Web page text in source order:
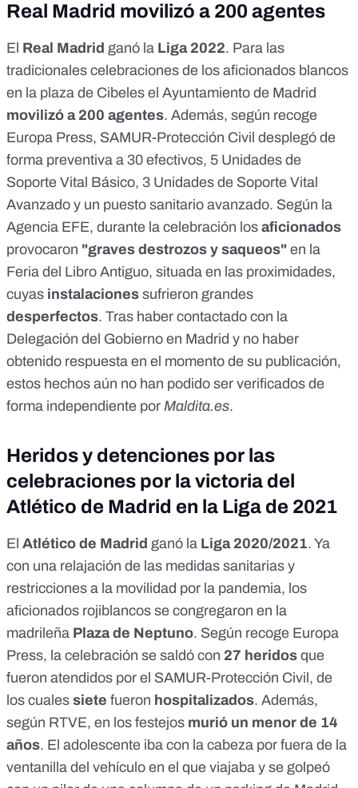
Real Madrid movilizó a 200 agentes
El Real Madrid ganó la Liga 2022. Para las
tradicionales celebraciones de los aficionados blancos
en la plaza de Cibeles el Ayuntamiento de Madrid
movilizó a 200 agentes. Además, según recoge
Europa Press, SAMUR-Protección Civil desplegó de
forma preventiva a 30 efectivos, 5 Unidades de
Soporte Vital Básico, 3 Unidades de Soporte Vital
Avanzado y un puesto sanitario avanzado. Según la
Agencia EFE, durante la celebración los aficionados
provocaron "graves destrozos y saqueos" en la
Feria del Libro Antiguo, situada en las proximidades,
cuyas instalaciones sufrieron grandes
desperfectos. Tras haber contactado con la
Delegación del Gobierno en Madrid y no haber
obtenido respuesta en el momento de su publicación,
estos hechos aún no han podido ser verificados de
forma independiente por Maldita.es.
Heridos y detenciones por las
celebraciones por la victoria del
Atlético de Madrid en la Liga de 2021
El Atlético de Madrid ganó la Liga 2020/2021. Ya
con una relajación de las medidas sanitarias y
restricciones a la movilidad por la pandemia, los
aficionados rojiblancos se congregaron en la
madrileña Plaza de Neptuno. Según recoge Europa
Press, la celebración se saldó con 27 heridos que
fueron atendidos por el SAMUR-Protección Civil, de
los cuales siete fueron hospitalizados. Además,
según RTVE, en los festejos murió un menor de 14
años. El adolescente iba con la cabeza por fuera de la
ventanilla del vehículo en el que viajaba y se golpeó